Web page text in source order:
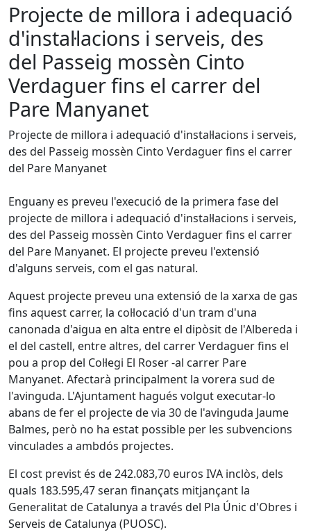
Projecte de millora i adequació
d'instal·lacions i serveis, des
del Passeig mossèn Cinto
Verdaguer fins el carrer del
Pare Manyanet
Projecte de millora i adequació d'instal·lacions i serveis,
des del Passeig mossèn Cinto Verdaguer fins el carrer
del Pare Manyanet
Enguany es preveu l'execució de la primera fase del
projecte de millora i adequació d'instal·lacions i serveis,
des del Passeig mossèn Cinto Verdaguer fins el carrer
del Pare Manyanet. El projecte preveu l'extensió
d'alguns serveis, com el gas natural.
Aquest projecte preveu una extensió de la xarxa de gas
fins aquest carrer, la col·locació d'un tram d'una
canonada d'aigua en alta entre el dipòsit de l'Albereda i
el del castell, entre altres, del carrer Verdaguer fins el
pou a prop del Col·legi El Roser -al carrer Pare
Manyanet. Afectarà principalment la vorera sud de
l'avinguda. L'Ajuntament hagués volgut executar-lo
abans de fer el projecte de via 30 de l'avinguda Jaume
Balmes, però no ha estat possible per les subvencions
vinculades a ambdós projectes.
El cost previst és de 242.083,70 euros IVA inclòs, dels
quals 183.595,47 seran finançats mitjançant la
Generalitat de Catalunya a través del Pla Únic d'Obres i
Serveis de Catalunya (PUOSC).